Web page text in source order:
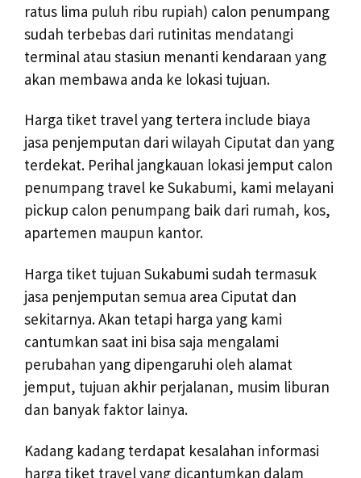
ratus lima puluh ribu rupiah) calon penumpang
sudah terbebas dari rutinitas mendatangi
terminal atau stasiun menanti kendaraan yang
akan membawa anda ke lokasi tujuan.
Harga tiket travel yang tertera include biaya
jasa penjemputan dari wilayah Ciputat dan yang
terdekat. Perihal jangkauan lokasi jemput calon
penumpang travel ke Sukabumi, kami melayani
pickup calon penumpang baik dari rumah, kos,
apartemen maupun kantor.
Harga tiket tujuan Sukabumi sudah termasuk
jasa penjemputan semua area Ciputat dan
sekitarnya. Akan tetapi harga yang kami
cantumkan saat ini bisa saja mengalami
perubahan yang dipengaruhi oleh alamat
jemput, tujuan akhir perjalanan, musim liburan
dan banyak faktor lainya.
Kadang kadang terdapat kesalahan informasi
harga tiket travel yang dicantumkan dalam